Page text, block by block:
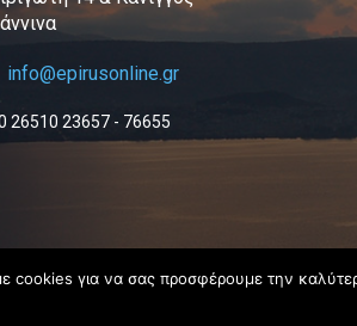
info@epirusonline.gr
26510 23657 - 76655
cookies για να σας προσφέρουμε την